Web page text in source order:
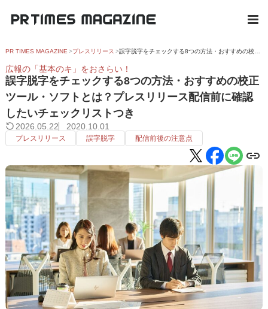
PR TIMES MAGAZINE プレスリリース 誤字脱字をチェックする8つの方法・おすすめの校正ツール・ソフトとは？プレスリリース配信前に確認したいチェックリストつき
広報の「基本のキ」をおさらい！
誤字脱字をチェックする8つの方法・おすすめの校正
ツール・ソフトとは？プレスリリース配信前に確認
したいチェックリストつき
2026.05.22 2020.10.01
プレスリリース 誤字脱字 配信前後の注意点